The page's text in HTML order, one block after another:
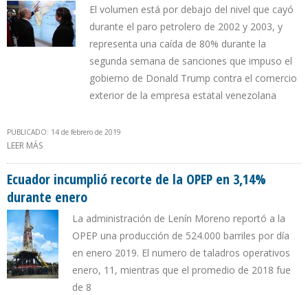
El volumen está por debajo del nivel que cayó
durante el paro petrolero de 2002 y 2003, y
representa una caída de 80% durante la
segunda semana de sanciones que impuso el
gobierno de Donald Trump contra el comercio
exterior de la empresa estatal venezolana
PUBLICADO: 14 de febrero de 2019
LEER MÁS
INDIA
Ecuador incumplió recorte de la OPEP en 3,14%
durante enero
La administración de Lenín Moreno reportó a la
OPEP una producción de 524.000 barriles por día
en enero 2019. El numero de taladros operativos
enero, 11, mientras que el promedio de 2018 fue
de 8